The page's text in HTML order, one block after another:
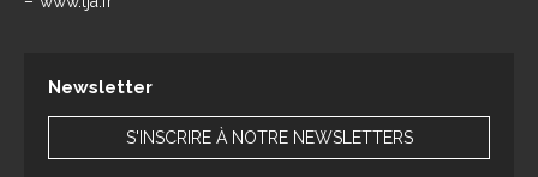
Newsletter
S'INSCRIRE À NOTRE NEWSLETTERS